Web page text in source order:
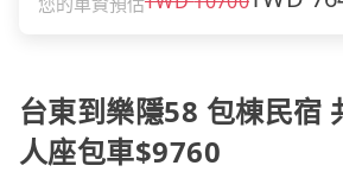
台東到樂隱58 包棟民宿
人座包車$9760